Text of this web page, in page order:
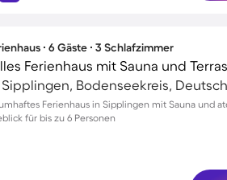
∙ 6 Gäste ∙ 3 Schlafzimmer
Sipplingen, Bodenseekreis,
Ferienhaus in Sipplingen mit Sauna und
für bis zu 6 Personen